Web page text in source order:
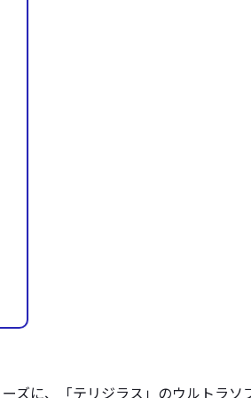
ズに、「テリジラス」のウルトラソ